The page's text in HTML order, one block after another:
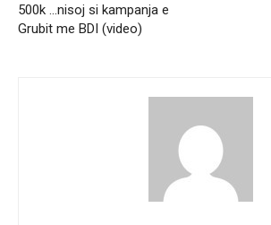
500k …nisoj si kampanja e
Grubit me BDI (video)